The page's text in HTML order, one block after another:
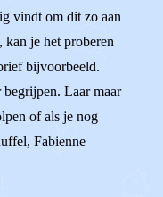
vindt om dit zo aan
kan je het proberen
bijvoorbeeld.
Laar maar
of als je nog
Fabienne